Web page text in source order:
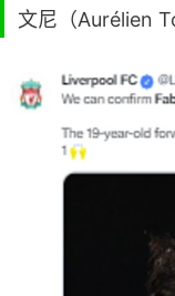
文尼（Aurélien